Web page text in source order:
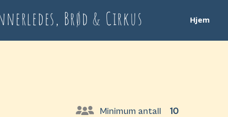
Brød & Cirkus Hjem
Minimum antall 10